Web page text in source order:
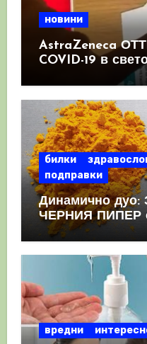
новини
AstraZeneca
COVID-19 в
като призна, че
билки
подправки
Динамично
ЧЕРНИЯ ПИПЕР
комбинация
вредни